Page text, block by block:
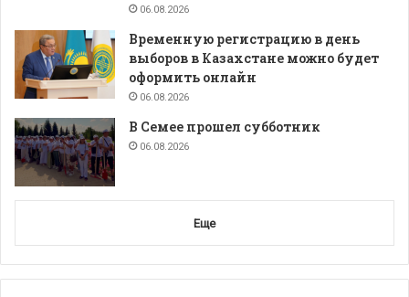
06.08.2026
Временную регистрацию в день
выборов в Казахстане можно будет
оформить онлайн
06.08.2026
В Семее прошел субботник
06.08.2026
Еще